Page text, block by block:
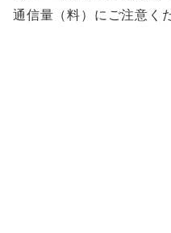
通信量（料）にご注意く